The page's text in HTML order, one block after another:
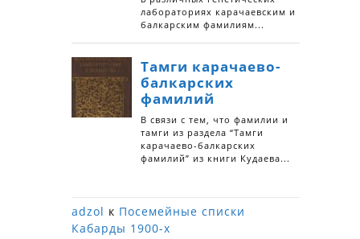
adzol к Посемейные списки
Кабарды 1900-х